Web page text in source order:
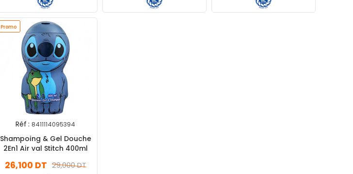
Promo
Réf : 8411114095394
Shampoing & Gel Douche
2En1 Air val Stitch 400ml
29,000 DT
26,100 DT